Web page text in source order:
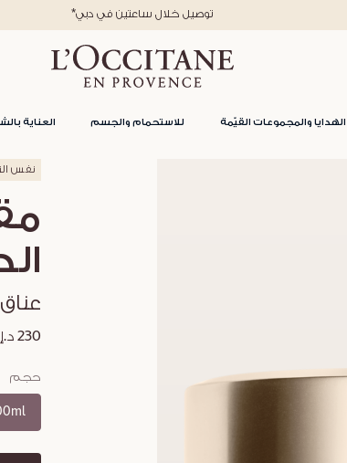
الهدايا والمجموعات القيّمة للاستحمام والجسم العناية
*توصيل خلال ساعتين في دبي
نفس
230 د.إ
حجم
200ml